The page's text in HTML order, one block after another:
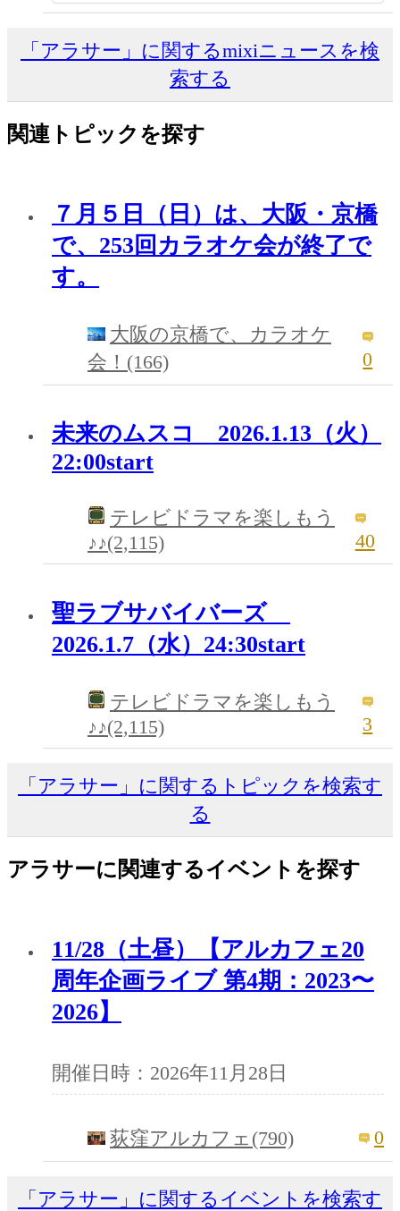
「アラサー」に関するmixiニュースを検
索する
関連トピックを探す
７月５日（日）は、大阪・京橋
で、253回カラオケ会が終了で
す。
大阪の京橋で、カラオケ
会！(166)
0
未来のムスコ 2026.1.13（火）
22:00start
テレビドラマを楽しもう
♪♪(2,115)
40
聖ラブサバイバーズ
2026.1.7（水）24:30start
テレビドラマを楽しもう
♪♪(2,115)
3
「アラサー」に関するトピックを検索す
る
アラサーに関連するイベントを探す
11/28（土昼）【アルカフェ20
周年企画ライブ 第4期：2023〜
2026】
開催日時：2026年11月28日
荻窪アルカフェ(790) 0
「アラサー」に関するイベントを検索す